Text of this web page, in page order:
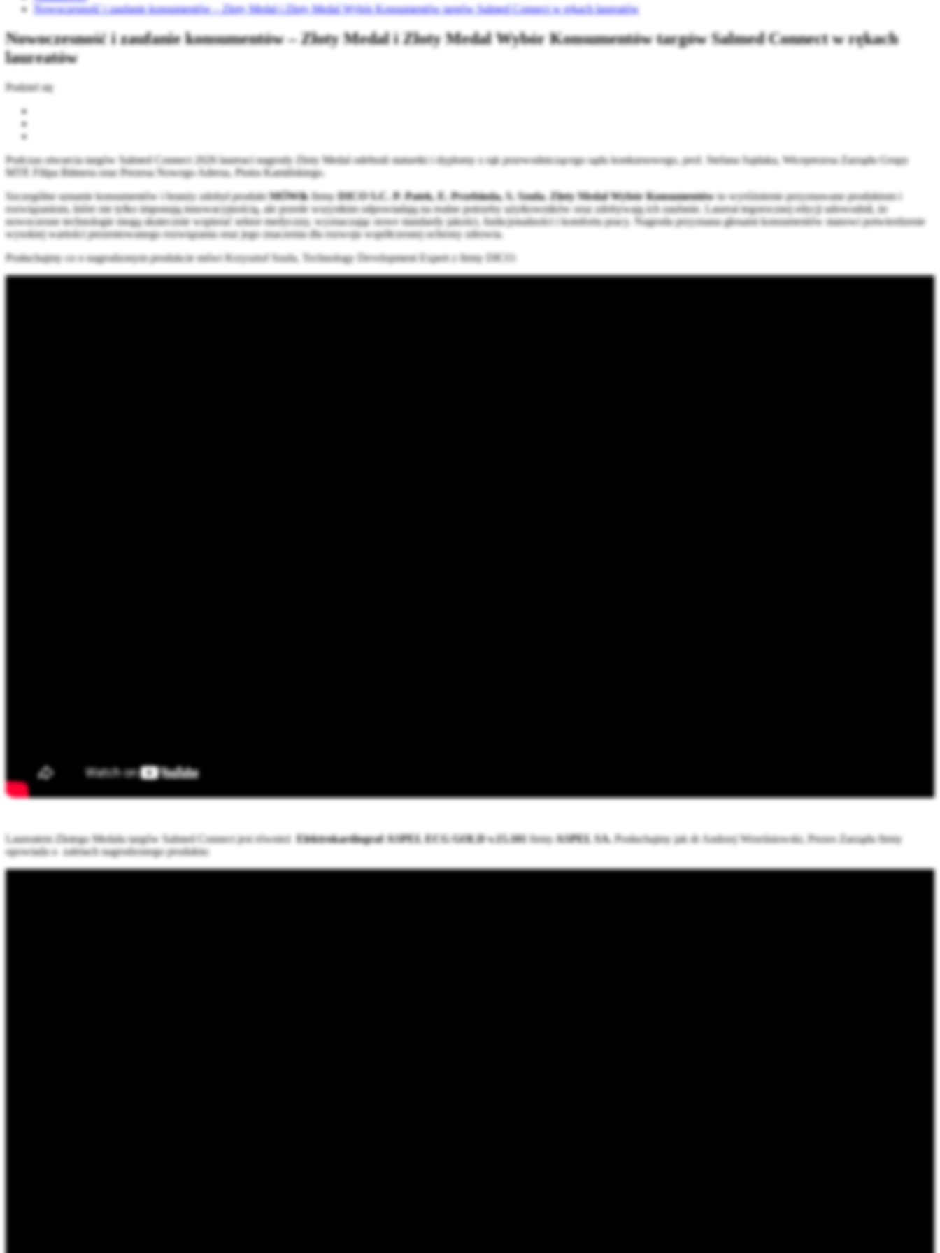
Nowoczesność i zaufanie konsumentów – Złoty Medal i Złoty Medal Wybór Konsumentów targów Salmed Connect w rękach laureatów
Nowoczesność i zaufanie konsumentów – Złoty Medal i Złoty Medal Wybór Konsumentów targów Salmed Connect w rękach
laureatów
Podziel się
Podczas otwarcia targów Salmed Connect 2026 laureaci nagrody Złoty Medal odebrali statuetki i dyplomy z rąk przewodniczącego sądu konkursowego, prof. Stefana Sajdaka, Wiceprezesa Zarządu Grupy
MTP, Filipa Bittnera oraz Prezesa Nowego Adresu, Piotra Kamińskiego.
Szczególne uznanie konsumentów i branży zdobył produktMÓWikfirmyDICO S.C. P. Patek, E. Przebinda, S. Szufa. Złoty Medal Wybór Konsumentówto wyróżnienie przyznawane produktom i
rozwiązaniom, które nie tylko imponują innowacyjnością, ale przede wszystkim odpowiadają na realne potrzeby użytkowników oraz zdobywają ich zaufanie. Laureat tegorocznej edycji udowodnił, że
nowoczesne technologie mogą skutecznie wspierać sektor medyczny, wyznaczając nowe standardy jakości, funkcjonalności i komfortu pracy. Nagroda przyznana głosami konsumentów stanowi potwierdzenie
wysokiej wartości prezentowanego rozwiązania oraz jego znaczenia dla rozwoju współczesnej ochrony zdrowia.
Posłuchajmy co o nagrodzonym produkcie mówi Krzysztof Szufa, Technology Development Expert z firmy DICO:
Laureatem Złotego Medalu targów Salmed Connect jest również Elektrokardiograf ASPEL ECG GOLD v.15.101 firmyASPEL SA. Posłuchajmy jak dr Andrzej Wrześniowski, Prezes Zarządu firmy
opowiada o zaletach nagrodzonego produktu: